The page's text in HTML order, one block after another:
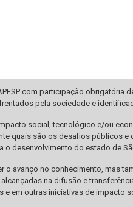
com participação obrigatória
pela sociedade e
social, tecnológico e/ou
quais são os desafios públicos e
o desenvolvimento do estado de
avanço no conhecimento, mas
na difusão e
em outras iniciativas de impacto